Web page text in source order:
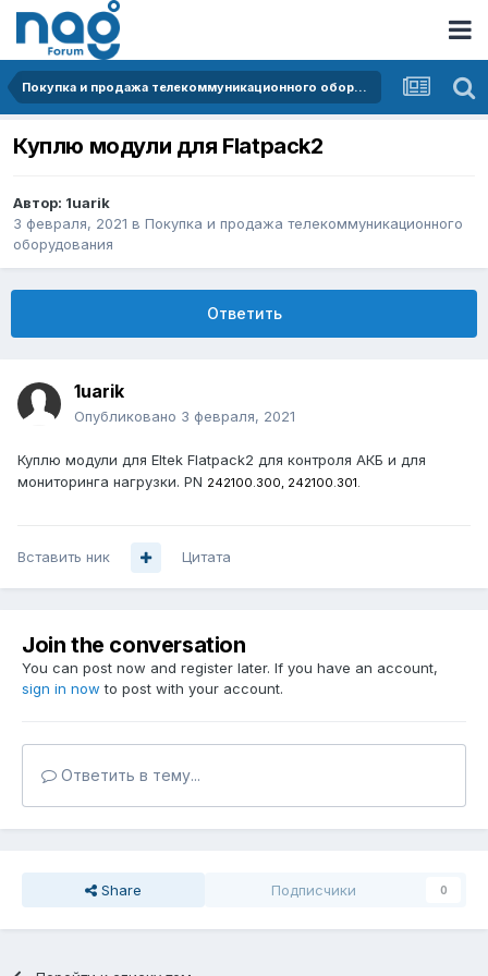
Покупка и продажа телекоммуникационного оборудования
Куплю модули для Flatpack2
Автор: 1uarik
3 февраля, 2021 в Покупка и продажа телекоммуникационного
оборудования
Ответить
1uarik
Опубликовано 3 февраля, 2021
Куплю модули для Eltek Flatpack2 для контроля АКБ и для
мониторинга нагрузки. PN 242100.300, 242100.301.
Вставить ник Цитата
Join the conversation
You can post now and register later. If you have an account,
sign in now to post with your account.
Ответить в тему...
Share Подписчики 0